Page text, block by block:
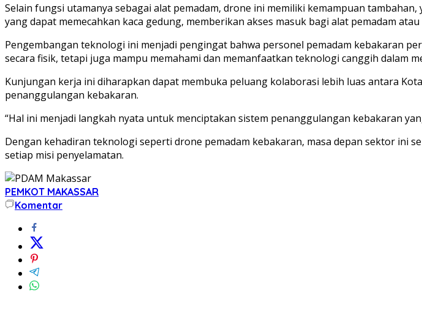
Selain fungsi utamanya sebagai alat pemadam, drone ini memiliki kemampuan
yang dapat memecahkan kaca gedung, memberikan akses masuk bagi alat pemadam
Pengembangan teknologi ini menjadi pengingat bahwa personel pemadam kebakaran
secara fisik, tetapi juga mampu memahami dan memanfaatkan teknologi canggih dalam
Kunjungan kerja ini diharapkan dapat membuka peluang kolaborasi lebih luas antara
penanggulangan kebakaran.
“Hal ini menjadi langkah nyata untuk menciptakan sistem penanggulangan kebakaran
Dengan kehadiran teknologi seperti drone pemadam kebakaran, masa depan sektor ini
setiap misi penyelamatan.
PEMKOT MAKASSAR
Komentar